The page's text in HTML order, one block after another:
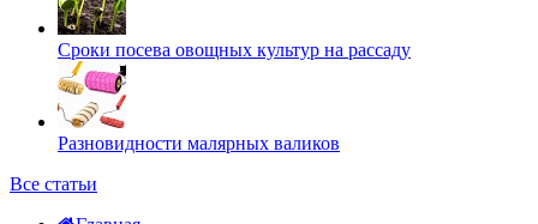
Сроки посева овощных культур на рассаду
Разновидности малярных валиков
Все статьи